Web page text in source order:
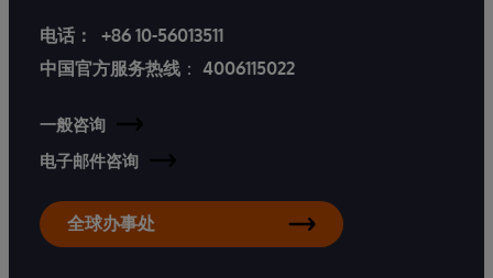
电话：
+86 10-56013511
中国官方服务热线 ： 4006115022
一般咨询
电子邮件咨询
全球办事处